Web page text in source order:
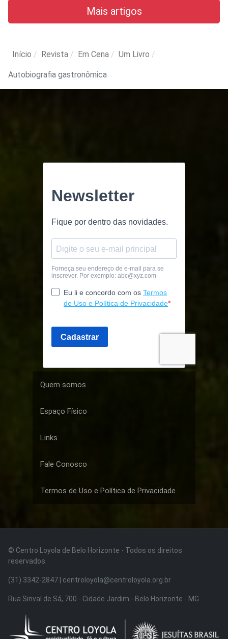
Mais artigos
Início Revista Em Cena Um Livro
Autobiografia gastronômica
Quem somos
Espaço Físico
Links
Fale Conosco
Termos de Uso e Política de Privacidade
© Centro Loyola de Belo Horizonte · Todos os direitos
reservados.
(31) 3342-2847 | centroloyola@centroloyola.org.br
Rua Sinval de Sá, 700 - Cidade Jardim - Belo Horizonte - MG